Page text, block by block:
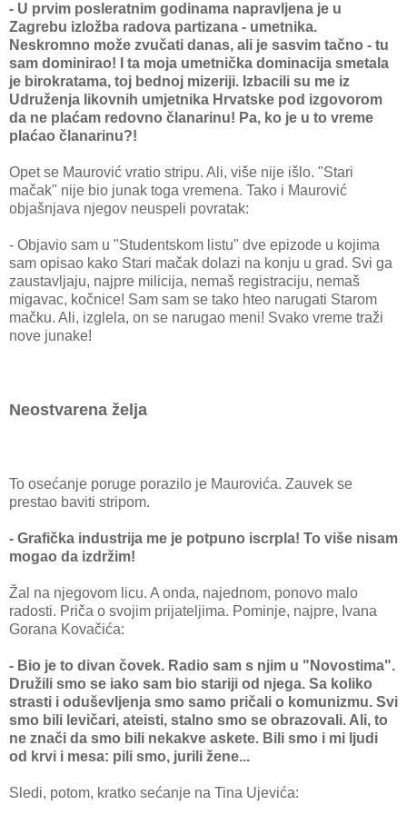
- U prvim posleratnim godinama napravljena je u
Zagrebu izložba radova partizana - umetnika.
Neskromno može zvučati danas, ali je sasvim tačno - tu
sam dominirao! I ta moja umetnička dominacija smetala
je birokratama, toj bednoj mizeriji. Izbacili su me iz
Udruženja likovnih umjetnika Hrvatske pod izgovorom
da ne plaćam redovno članarinu! Pa, ko je u to vreme
plaćao članarinu?!
Opet se Maurović vratio stripu. Ali, više nije išlo. "Stari
mačak" nije bio junak toga vremena. Tako i Maurović
objašnjava njegov neuspeli povratak:
- Objavio sam u "Studentskom listu" dve epizode u kojima
sam opisao kako Stari mačak dolazi na konju u grad. Svi ga
zaustavljaju, najpre milicija, nemaš registraciju, nemaš
migavac, kočnice! Sam sam se tako hteo narugati Starom
mačku. Ali, izglela, on se narugao meni! Svako vreme traži
nove junake!
Neostvarena želja
To osećanje poruge porazilo je Maurovića. Zauvek se
prestao baviti stripom.
- Grafička industrija me je potpuno iscrpla! To više nisam
mogao da izdržim!
Žal na njegovom licu. A onda, najednom, ponovo malo
radosti. Priča o svojim prijateljima. Pominje, najpre, Ivana
Gorana Kovačića:
- Bio je to divan čovek. Radio sam s njim u "Novostima".
Družili smo se iako sam bio stariji od njega. Sa koliko
strasti i oduševljenja smo samo pričali o komunizmu. Svi
smo bili levičari, ateisti, stalno smo se obrazovali. Ali, to
ne znači da smo bili nekakve askete. Bili smo i mi ljudi
od krvi i mesa: pili smo, jurili žene...
Sledi, potom, kratko sećanje na Tina Ujevića: